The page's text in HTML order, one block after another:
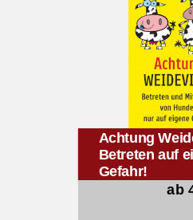
Achtung
Betreten auf
Gefahr!
ab